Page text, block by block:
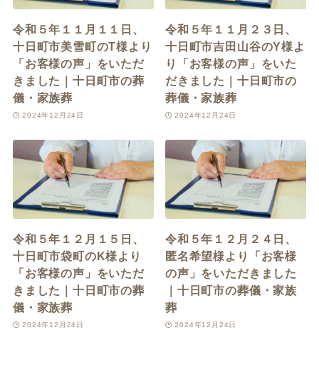
令和５年１１月１１日、
十日町市美雪町のT様より
「お客様の声」をいただ
きました｜十日町市の葬
儀・家族葬
2024年12月24日
令和５年１１月２３日、
十日町市吉田山谷のY様よ
り「お客様の声」をいた
だきました｜十日町市の
葬儀・家族葬
2024年12月24日
令和５年１２月１５日、
十日町市袋町のK様より
「お客様の声」をいただ
きました｜十日町市の葬
儀・家族葬
2024年12月24日
令和５年１２月２４日、
匿名希望様より「お客様
の声」をいただきました
｜十日町市の葬儀・家族
葬
2024年12月24日